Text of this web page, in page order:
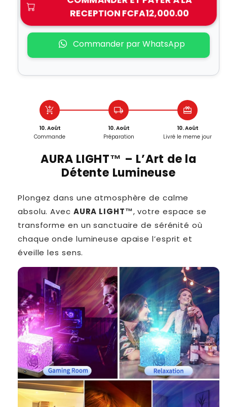
RECEPTIONFCFA12,000.00
Commander par WhatsApp
add_shopping_cart
10. Août
Commande
local_shipping
10. Août
Préparation
redeem
10. Août
Livré le meme jour
AURA LIGHT™ – L’Art de la
Détente Lumineuse
Plongez dans une atmosphère de calme
absolu. Avec AURA LIGHT™, votre espace se
transforme en un sanctuaire de sérénité où
chaque onde lumineuse apaise l’esprit et
éveille les sens.